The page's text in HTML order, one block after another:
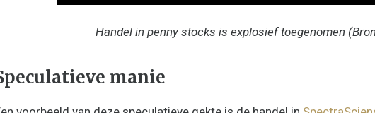
Handel in penny stocks is explosief toegenomen
manie